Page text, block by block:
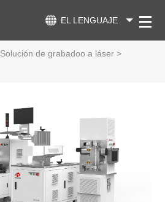
EL LENGUAJE
Solución de grabadoo a láser >